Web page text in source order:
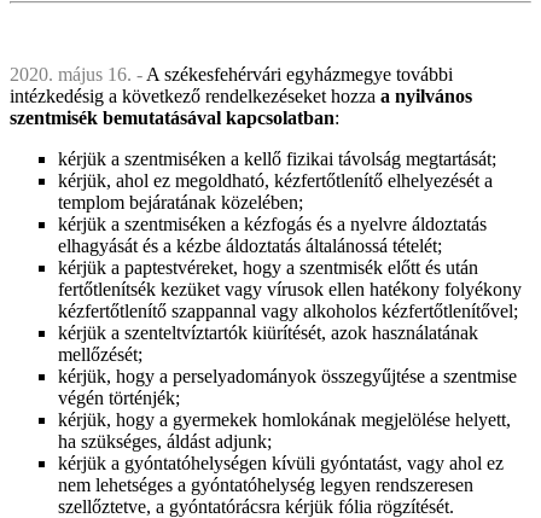
2020. május 16. - A székesfehérvári egyházmegye további
intézkedésig a következő rendelkezéseket hozza a nyilvános
szentmisék bemutatásával kapcsolatban:
kérjük a szentmiséken a kellő fizikai távolság megtartását;
kérjük, ahol ez megoldható, kézfertőtlenítő elhelyezését a
templom bejáratának közelében;
kérjük a szentmiséken a kézfogás és a nyelvre áldoztatás
elhagyását és a kézbe áldoztatás általánossá tételét;
kérjük a paptestvéreket, hogy a szentmisék előtt és után
fertőtlenítsék kezüket vagy vírusok ellen hatékony folyékony
kézfertőtlenítő szappannal vagy alkoholos kézfertőtlenítővel;
kérjük a szenteltvíztartók kiürítését, azok használatának
mellőzését;
kérjük, hogy a perselyadományok összegyűjtése a szentmise
végén történjék;
kérjük, hogy a gyermekek homlokának megjelölése helyett,
ha szükséges, áldást adjunk;
kérjük a gyóntatóhelységen kívüli gyóntatást, vagy ahol ez
nem lehetséges a gyóntatóhelység legyen rendszeresen
szellőztetve, a gyóntatórácsra kérjük fólia rögzítését.